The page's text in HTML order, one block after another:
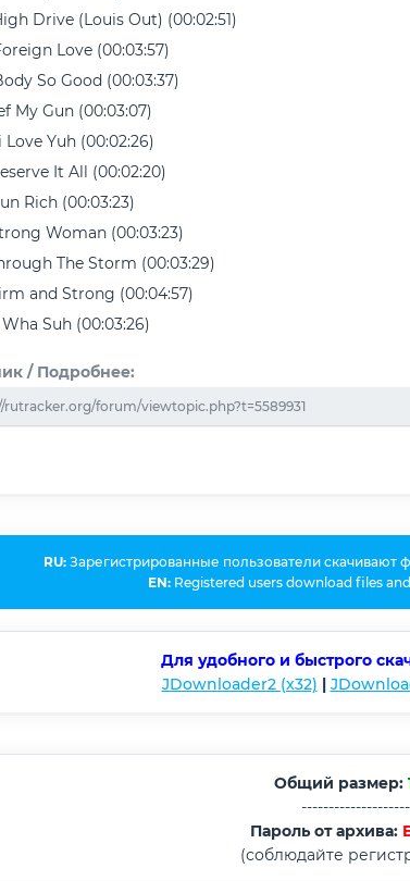
Drive (Louis Out) (00:02:51)
Love (00:03:57)
So Good (00:03:37)
My Gun (00:03:07)
Love Yuh (00:02:26)
It All (00:02:20)
Rich (00:03:23)
Woman (00:03:23)
The Storm (00:03:29)
and Strong (00:04:57)
Suh (00:03:26)
/ Подробнее:
rutracker.org/forum/viewtopic.php?t=5589931
RU: Зарегистрированные пользователи скачивают
EN: Registered users download files
Для удобного и быстрого
JDownloader2 (x32) |
Общий размер:
Пароль от архива:
(соблюдайте